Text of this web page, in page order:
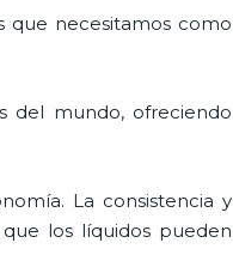
que necesitamos como
del mundo, ofreciendo
La consistencia y
los líquidos pueden